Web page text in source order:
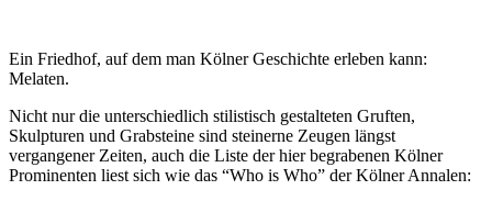
Ein Friedhof, auf dem man Kölner Geschichte erleben kann:
Melaten.
Nicht nur die unterschiedlich stilistisch gestalteten Gruften,
Skulpturen und Grabsteine sind steinerne Zeugen längst
vergangener Zeiten, auch die Liste der hier begrabenen Kölner
Prominenten liest sich wie das “Who is Who” der Kölner Annalen: